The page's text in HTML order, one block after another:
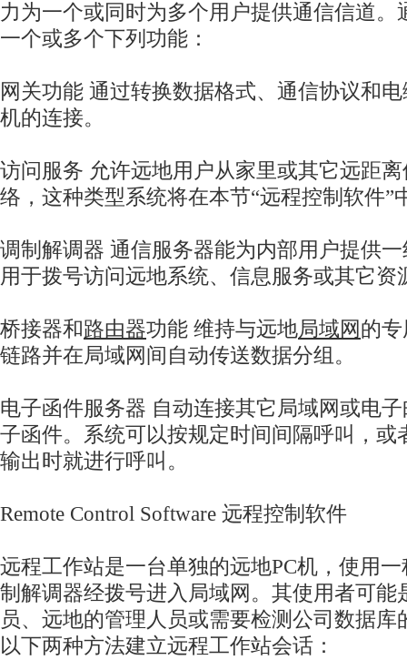
力为一个或同时为多个用户提供通信信道。
一个或多个下列功能：
网关功能 通过转换数据格式、通信协议和
机的连接。
访问服务 允许远地用户从家里或其它远距
络，这种类型系统将在本节“远程控制软件”
调制解调器 通信服务器能为内部用户提供
用于拨号访问远地系统、信息服务或其它资
桥接器和路由器功能 维持与远地局域网 的
链路并在局域网间自动传送数据分组。
电子函件服务器 自动连接其它局域网或电
子函件。系统可以按规定时间间隔呼叫，或
输出时就进行呼叫。
Remote Control Software 远程控制软件
远程工作站是一台单独的远地PC机，使用
制解调器经拨号进入局域网。其使用者可能
员、远地的管理人员或需要检测公司数据库
以下两种方法建立远程工作站会话：